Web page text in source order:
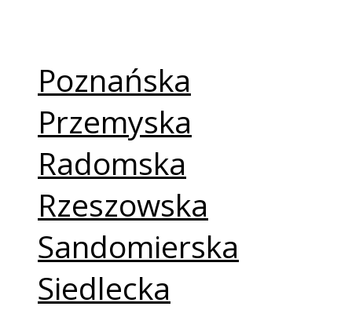
Poznańska
Przemyska
Radomska
Rzeszowska
Sandomierska
Siedlecka